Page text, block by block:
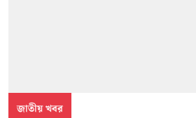
জাতীয় খবর